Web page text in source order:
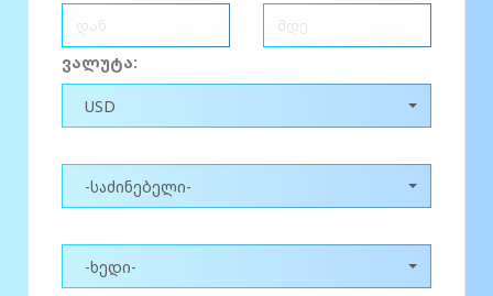
ვალუტა:
USD
-საძინებელი-
-ხედი-